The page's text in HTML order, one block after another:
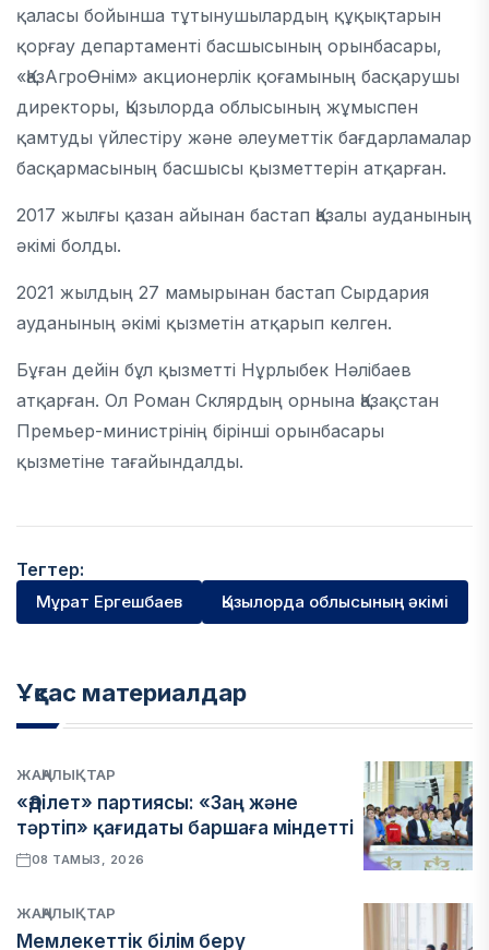
қаласы бойынша тұтынушылардың құқықтарын
қорғау департаменті басшысының орынбасары,
«ҚазАгроӨнім» акционерлік қоғамының басқарушы
директоры, Қызылорда облысының жұмыспен
қамтуды үйлестіру және әлеуметтік бағдарламалар
басқармасының басшысы қызметтерін атқарған.
2017 жылғы қазан айынан бастап Қазалы ауданының
әкімі болды.
2021 жылдың 27 мамырынан бастап Сырдария
ауданының әкімі қызметін атқарып келген.
Бұған дейін бұл қызметті Нұрлыбек Нәлібаев
атқарған. Ол Роман Склярдың орнына Қазақстан
Премьер-министрінің бірінші орынбасары
қызметіне тағайындалды.
Тегтер:
Мұрат Ергешбаев Қызылорда облысының әкімі
Ұқсас материалдар
ЖАҢАЛЫҚТАР
«Әділет» партиясы: «Заң және
тәртіп» қағидаты баршаға міндетті
08 ТАМЫЗ, 2026
ЖАҢАЛЫҚТАР
Мемлекеттік білім беру